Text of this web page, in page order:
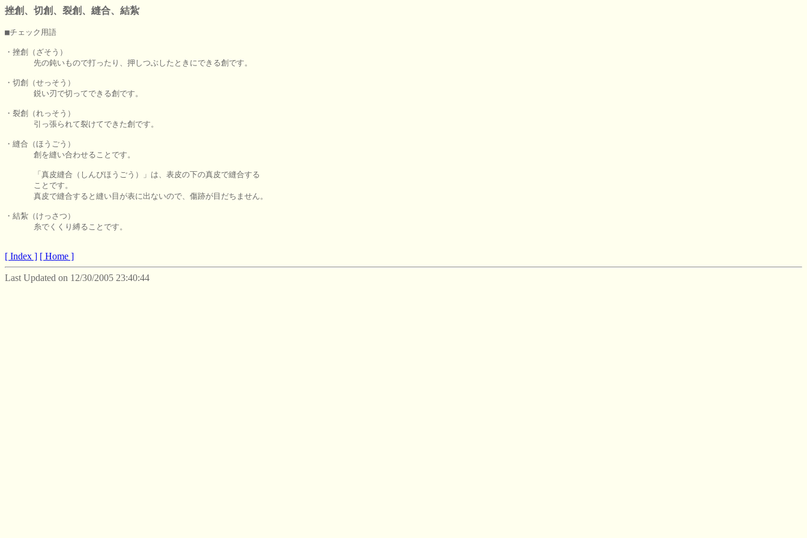
挫創、切創、裂創、縫合、結紮
■チェック用語
・挫創（ざそう）
先の鈍いもので打ったり、押しつぶしたときにできる創です。
・切創（せっそう）
鋭い刃で切ってできる創です。
・裂創（れっそう）
引っ張られて裂けてできた創です。
・縫合（ほうごう）
創を縫い合わせることです。
      「真皮縫合（しんぴほうごう）」は、表皮の下の真皮で縫合する
      ことです。
      真皮で縫合すると縫い目が表に出ないので、傷跡が目だちません。
・結紮（けっさつ）
糸でくくり縛ることです。
[ Index ] [ Home ]
Last Updated on 12/30/2005 23:40:44